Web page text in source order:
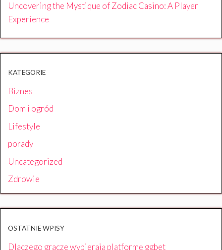
Uncovering the Mystique of Zodiac Casino: A Player
Experience
KATEGORIE
Biznes
Dom i ogród
Lifestyle
porady
Uncategorized
Zdrowie
OSTATNIE WPISY
Dlaczego gracze wybierają platformę ggbet